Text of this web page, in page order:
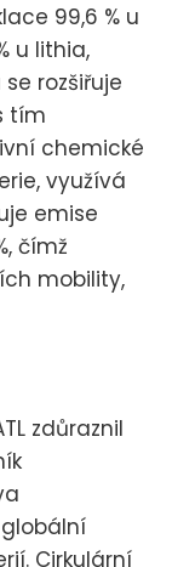
99,6 % u
u lithia,
rozšiřuje
tím
chemické
využívá
emise
čímž
mobility,
zdůraznil
Cirkulární